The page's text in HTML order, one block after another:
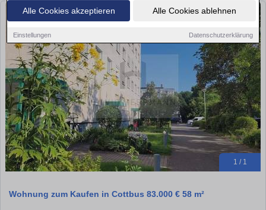
Alle Cookies akzeptieren Alle Cookies ablehnen
Einstellungen Datenschutzerklärung
1 / 1
Wohnung zum Kaufen in Cottbus 83.000 € 58 m²